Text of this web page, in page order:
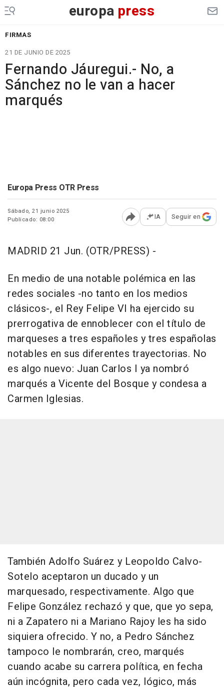
europa press
FIRMAS
21 DE JUNIO DE 2025
Fernando Jáuregui.- No, a
Sánchez no le van a hacer
marqués
Europa Press OTR Press
Sábado, 21 junio 2025
Publicado: 08:00
Abrir opciones para
IA Seguir en
MADRID 21 Jun. (OTR/PRESS) -
En medio de una notable polémica en las
redes sociales -no tanto en los medios
clásicos-, el Rey Felipe VI ha ejercido su
prerrogativa de ennoblecer con el título de
marqueses a tres españoles y tres españolas
notables en sus diferentes trayectorias. No
es algo nuevo: Juan Carlos I ya nombró
marqués a Vicente del Bosque y condesa a
Carmen Iglesias.
También Adolfo Suárez y Leopoldo Calvo-
Sotelo aceptaron un ducado y un
marquesado, respectivamente. Algo que
Felipe González rechazó y que, que yo sepa,
ni a Zapatero ni a Mariano Rajoy les ha sido
siquiera ofrecido. Y no, a Pedro Sánchez
tampoco le nombrarán, creo, marqués
cuando acabe su carrera política, en fecha
aún incógnita, pero cada vez, lógico, más